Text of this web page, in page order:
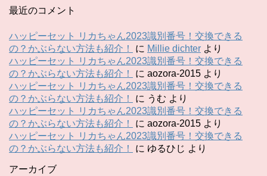
最近のコメント
ハッピーセット リカちゃん2023識別番号！交換できる
の？かぶらない方法も紹介！
に Millie dichter より
ハッピーセット リカちゃん2023識別番号！交換できる
の？かぶらない方法も紹介！
に aozora-2015 より
ハッピーセット リカちゃん2023識別番号！交換できる
の？かぶらない方法も紹介！
に うむ より
ハッピーセット リカちゃん2023識別番号！交換できる
の？かぶらない方法も紹介！
に aozora-2015 より
ハッピーセット リカちゃん2023識別番号！交換できる
の？かぶらない方法も紹介！
に ゆるひじ より
アーカイブ